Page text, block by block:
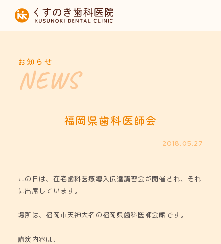
HOME
診療内容
お知らせ
福岡県歯科医師会
2018.05.27
この日は、在宅歯科医療導入伝達講習会が開催され、それ
に出席しています。
場所は、福岡市天神大名の福岡県歯科医師会館です。
講演内容は、